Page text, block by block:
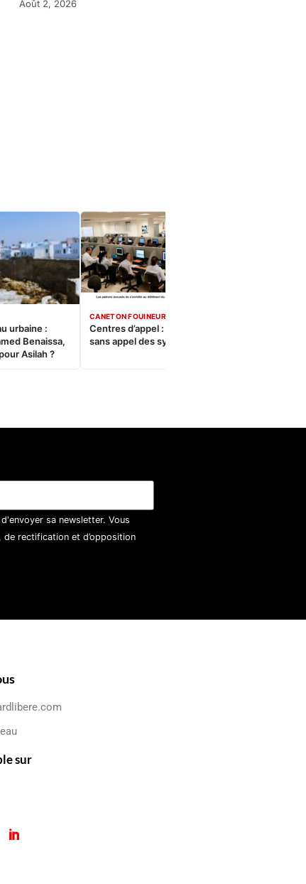
Août 2, 2026
urbaine :
Benaissa,
Asilah ?
CANETON FOUINEUR
Centres d’appel : Le constat
sans appel des syndicats
sa newsletter. Vous
de rectification et d’opposition
sur